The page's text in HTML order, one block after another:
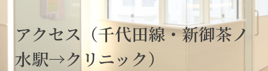
アクセス（千代田線・新御茶ノ
水駅→クリニック）